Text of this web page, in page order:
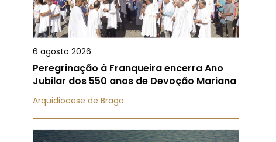
6 agosto 2026
Peregrinação à Franqueira encerra Ano
Jubilar dos 550 anos de Devoção Mariana
Arquidiocese de Braga